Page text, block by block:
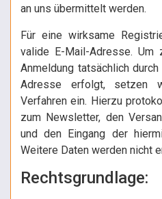
an uns übermittelt werden.
Für eine wirksame
valide E-Mail-Adresse. Um
Anmeldung tatsächlich
Adresse erfolgt, setzen
Verfahren ein. Hierzu
zum Newsletter, den
und den Eingang der
Weitere Daten werden nicht
Rechtsgrundlage: